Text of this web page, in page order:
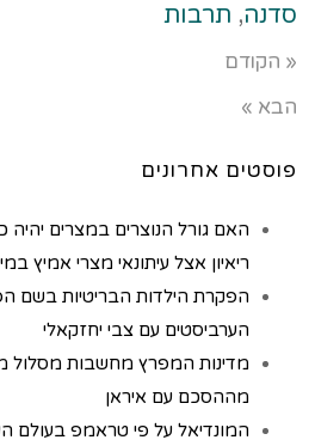
סדנה, תרבות
« הקודם
הבא »
פוסטים אחרונים
האם גורל הנוצרים במצרים יהיה
ריאיון אצל עיתונאי מצרי אמיץ
הפקרת הילדות הבריטיות בשם
הערביסטים עם צבי יחזקאלי
מדינות המפרץ מחשבות מסלול
מההסכם עם איראן
המונדיאל על פי טראמפ בעולם